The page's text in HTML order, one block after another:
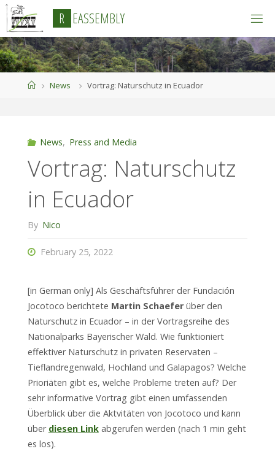
Skip
to
content
R EASSEMBLY
HomeNews Vortrag: Naturschutz in Ecuador
News, Press and Media
Vortrag: Naturschutz
in Ecuador
By Nico
February 25, 2022
[in German only] Als Geschäftsführer der Fundación
Jocotoco berichtete Martin Schaeferüber den
Naturschutz in Ecuador – in der Vortragsreihe des
Nationalparks Bayerischer Wald. Wie funktioniert
effektiver Naturschutz in privaten Reservaten –
Tieflandregenwald, Hochland und Galapagos? Welche
Prioriäten gibt es, welche Probleme treten auf? Der
sehr informative Vortrag gibt einen umfassenden
Überblick über die Aktvitäten von Jocotoco und kann
über diesen Linkabgerufen werden (nach 1 min geht
es los).